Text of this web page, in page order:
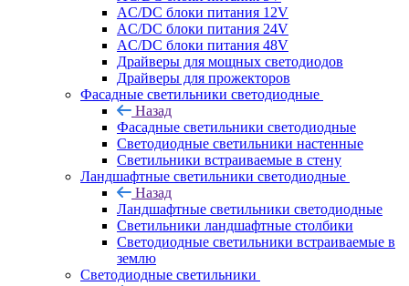
AC/DC блоки питания 12V
AC/DC блоки питания 24V
AC/DC блоки питания 48V
Драйверы для мощных светодиодов
Драйверы для прожекторов
Фасадные светильники светодиодные
Назад
Фасадные светильники светодиодные
Светодиодные светильники настенные
Светильники встраиваемые в стену
Ландшафтные светильники светодиодные
Назад
Ландшафтные светильники светодиодные
Светильники ландшафтные столбики
Светодиодные светильники встраиваемые в
землю
Светодиодные светильники